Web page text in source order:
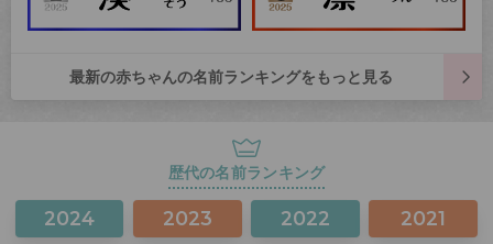
最新の赤ちゃんの名前ランキングをもっと見る
歴代の名前ランキング
2024 2023 2022 2021